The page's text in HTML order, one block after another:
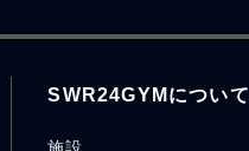
SWR24GYMについて